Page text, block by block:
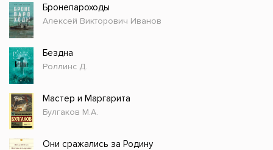
Бронепароходы
Алексей Викторович Иванов
Бездна
Роллинс Д.
Мастер и Маргарита
Булгаков М.А.
Они сражались за Родину